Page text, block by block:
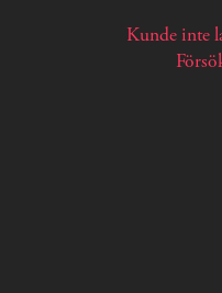
Kunde inte